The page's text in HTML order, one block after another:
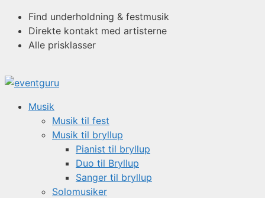
Hop
indhold
Find underholdning & festmusik
Direkte kontakt med artisterne
Alle prisklasser
Musik
Musik til fest
Musik til bryllup
Pianist til bryllup
Duo til Bryllup
Sanger til bryllup
Solomusiker